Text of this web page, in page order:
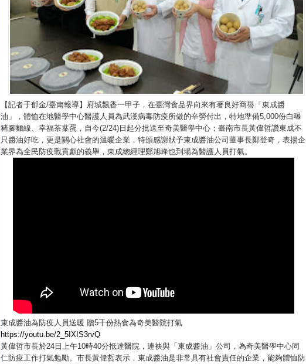
【記者于郁金/臺南報導】府城飄香一甲子，在臺灣食品界向來有著良好商譽「東成醬
油」，體恤在地醫學中心醫護人員為武漢病毒防疫所做的辛勞付出，特地準備5,000份白曝
豬腳麵線、幸福茶葉蛋，自今(2/24)日起分批送至奇美醫學中心；臺南市長黃偉哲讚東成不
只醬油好吃，更是關心社會的溫暖企業，特頒感謝狀予東成醬油公司董事長鄭登奇，表揚企
業界為全民防疫戰貢獻的義舉，東成總經理鄭旭峰也到場為醫護人員打氣。
東成醬油為防疫人員送暖 贈5千份熱食為奇美醫院打氣
https://youtu.be/2_5IXIS3rvQ
黃偉哲市長於24日上午10時40分抵達醫院，連袂與「東成醬油」公司，為奇美醫學中心同
仁防疫工作打氣勉勵。市長黃偉哲表示，東成醬油是非常具有社會責任的企業，能夠體恤防